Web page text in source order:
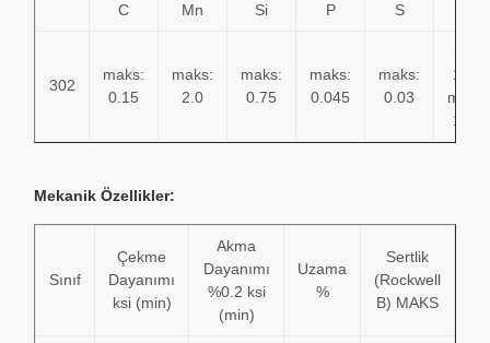
C Mn Si P S
302
maks:
0.15
maks:
2.0
maks:
0.75
maks:
0.045
maks:
0.03
17.0
maks:
19.0
Mekanik Özellikler:
Sınıf
Çekme
Dayanımı
ksi (min)
Akma
Dayanımı
%0.2 ksi
(min)
Uzama
%
Sertlik
(Rockwell
B) MAKS